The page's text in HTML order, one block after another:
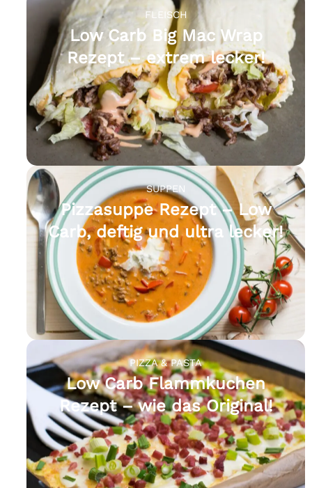
FLEISCH
Low Carb Big Mac Wrap
Rezept – extrem lecker!
SUPPEN
Pizzasuppe Rezept – Low
Carb, deftig und ultra lecker!
PIZZA & PASTA
Low Carb Flammkuchen
Rezept – wie das Original!